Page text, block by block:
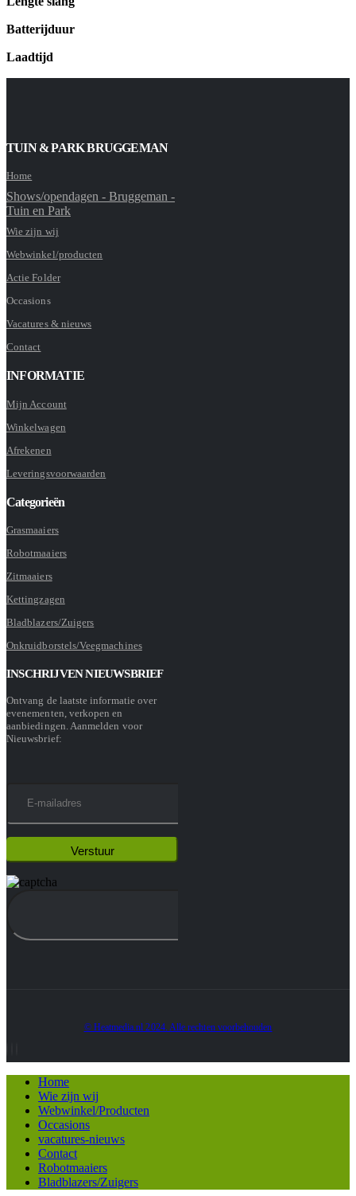
Batterijduur
Laadtijd
TUIN & PARK BRUGGEMAN
Home
Shows/opendagen - Bruggeman -
Tuin en Park
Wie zijn wij
Webwinkel/producten
Actie Folder
Occasions
Vacatures & nieuws
Contact
INFORMATIE
Mijn Account
Winkelwagen
Afrekenen
Leveringsvoorwaarden
Categorieën
Grasmaaiers
Robotmaaiers
Zitmaaiers
Kettingzagen
Bladblazers/Zuigers
Onkruidborstels/Veegmachines
INSCHRIJVEN NIEUWSBRIEF
Ontvang de laatste informatie over
evenementen, verkopen en
aanbiedingen. Aanmelden voor
Nieuwsbrief:
© Heatmedia.nl 2024. Alle rechten voorbehouden
Home
Wie zijn wij
Webwinkel/Producten
Occasions
vacatures-nieuws
Contact
Robotmaaiers
Bladblazers/Zuigers